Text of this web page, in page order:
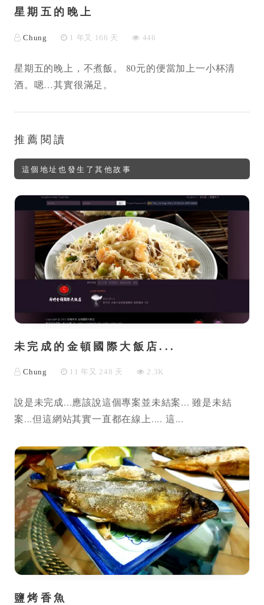
星期五的晚上
Chung 1 年又 166 天 446
星期五的晚上，不煮飯。 80元的便當加上一小杯清
酒。嗯…其實很滿足。
推薦閱讀
這個地址也發生了其他故事
未完成的金頓國際大飯店...
Chung 11 年又 248 天 2.3K
說是未完成...應該說這個專案並未結案... 雖是未結
案...但這網站其實一直都在線上.... 這...
鹽烤香魚